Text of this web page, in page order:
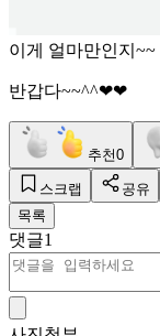
이게 얼마만인지~~
반갑다~~^^❤❤
추천0
스크랩 공유
목록
댓글1